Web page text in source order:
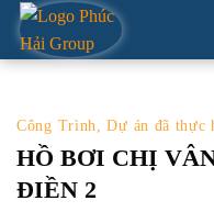
Công Trình,Dự án đã thực
HỒ BƠI CHỊ
ĐIỀN 2